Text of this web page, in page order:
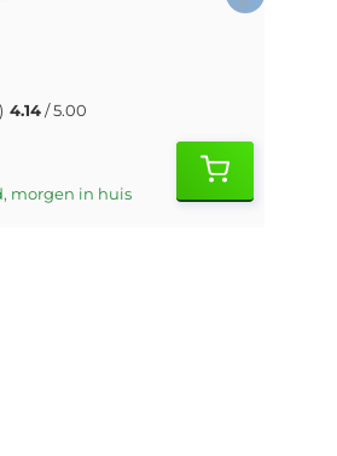
4.14/ 5.00
morgen in huis